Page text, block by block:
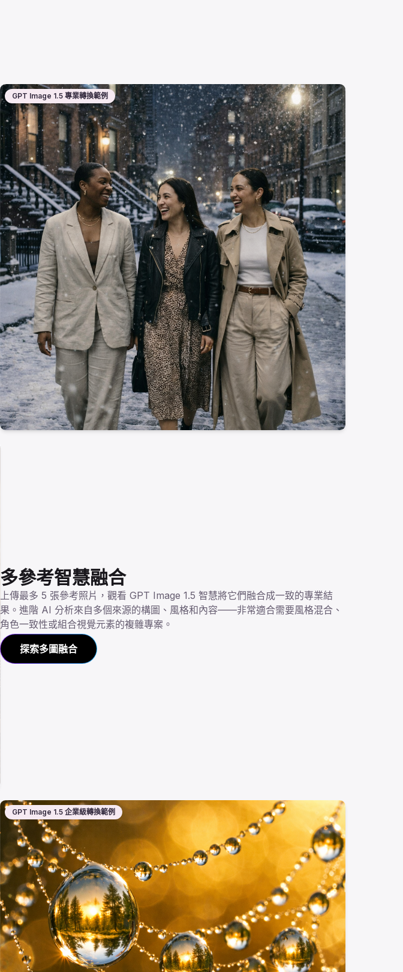
GPT Image 1.5 專業轉換範例
多參考智慧融合
上傳最多 5 張參考照片，觀看 GPT Image 1.5 智慧將它們融合成一致的專業結
果。進階 AI 分析來自多個來源的構圖、風格和內容——非常適合需要風格混合、
角色一致性或組合視覺元素的複雜專案。
探索多圖融合
GPT Image 1.5 企業級轉換範例